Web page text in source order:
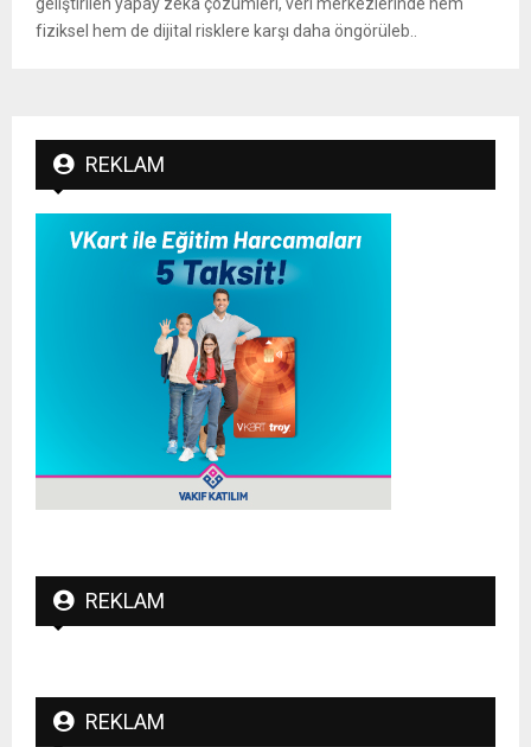
geliştirilen yapay zeka çözümleri, veri merkezlerinde hem
fiziksel hem de dijital risklere karşı daha öngörüleb..
REKLAM
REKLAM
REKLAM